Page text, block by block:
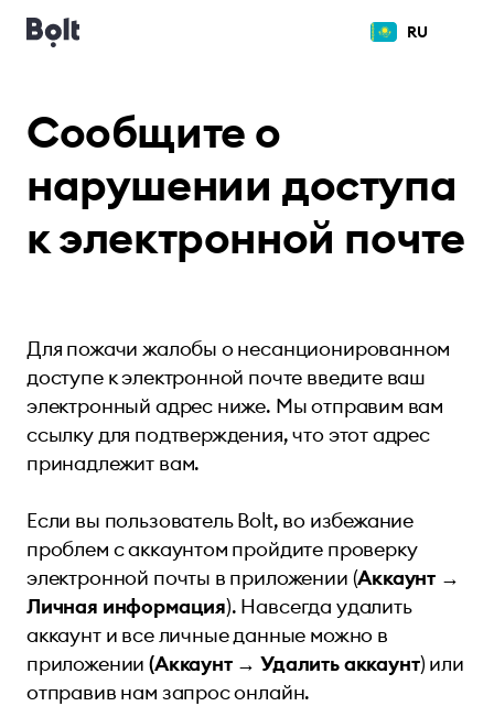
RU
Сообщите о
нарушении доступа
к электронной почте
Для пожачи жалобы о несанционированном
доступе к электронной почте введите ваш
электронный адрес ниже. Мы отправим вам
ссылку для подтверждения, что этот адрес
принадлежит вам.
Если вы пользователь Bolt, во избежание
проблем с аккаунтом пройдите проверку
электронной почты в приложении (Аккаунт →
Личная информация). Навсегда удалить
аккаунт и все личные данные можно в
приложении(Аккаунт → Удалить аккаунт) или
отправив нам запрос онлайн.